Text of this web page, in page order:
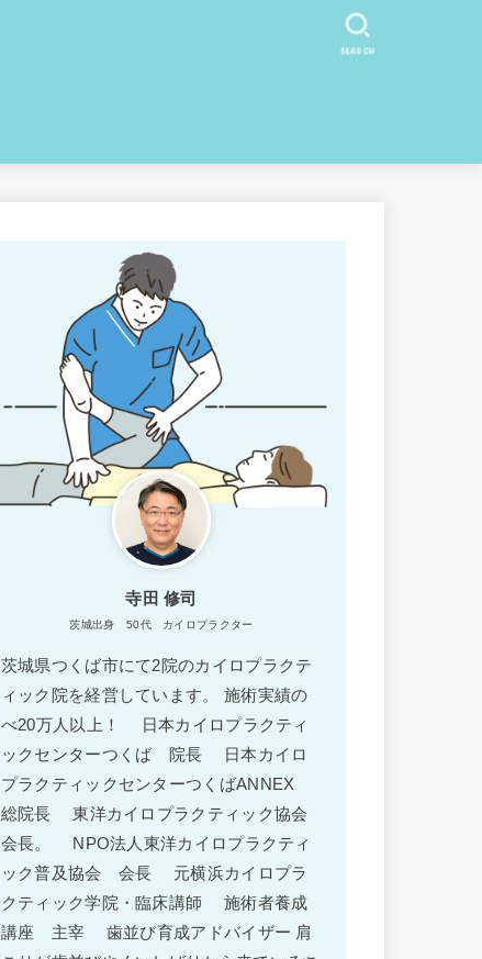
SEARCH
寺田 修司
茨城出身 50代 カイロプラクター
茨城県つくば市にて2院のカイロプラクテ
ィック院を経営しています。 施術実績の
べ20万人以上！ 日本カイロプラクティ
ックセンターつくば 院長 日本カイロ
プラクティックセンターつくばANNEX
総院長 東洋カイロプラクティック協会
会長。 NPO法人東洋カイロプラクティ
ック普及協会 会長 元横浜カイロプラ
クティック学院・臨床講師 施術者養成
講座 主宰 歯並び育成アドバイザー 肩